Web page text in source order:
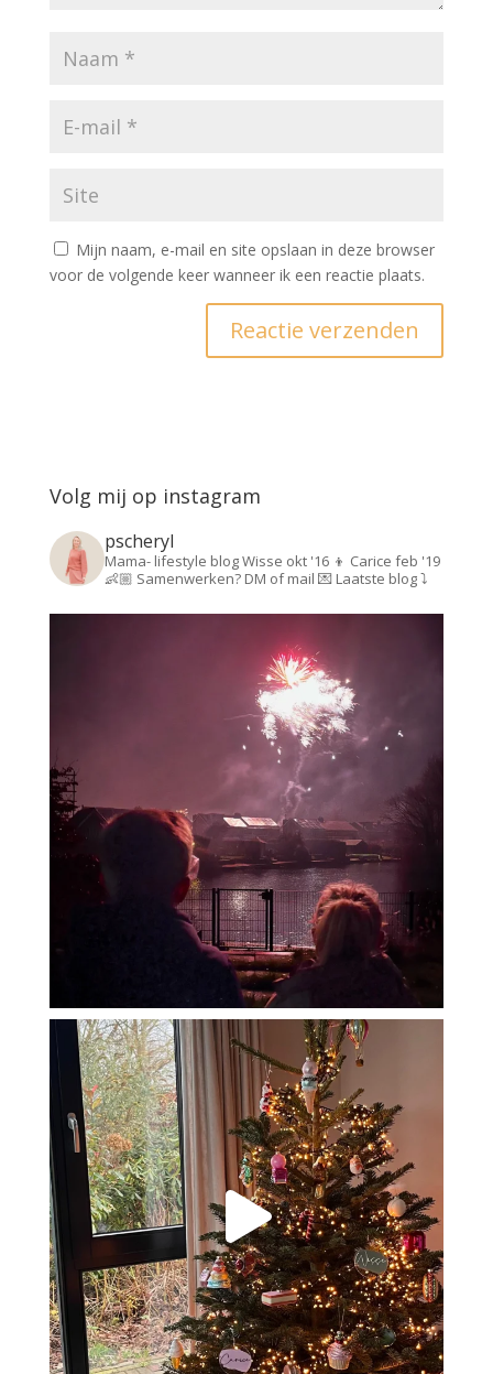
Mijn naam, e-mail en site opslaan in deze browser
voor de volgende keer wanneer ik een reactie plaats.
Volg mij op instagram
pscheryl
Mama- lifestyle blogWisse okt '16 👦 Carice feb '19
👶🏼 Samenwerken? DM of mail 💌Laatste blog ⤵️